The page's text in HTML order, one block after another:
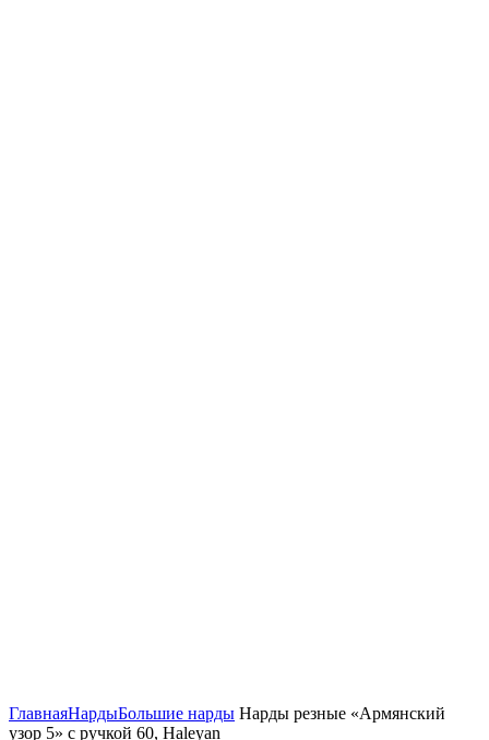
ГлавнаяНардыБольшие нарды Нарды резные «Армянский
узор 5» с ручкой 60, Haleyan